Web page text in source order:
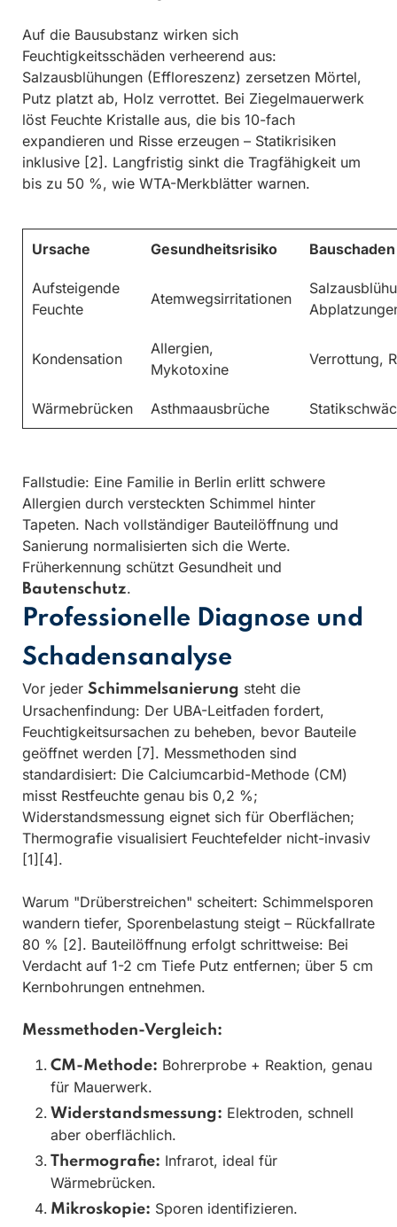
Auf die Bausubstanz wirken sich
Feuchtigkeitsschäden verheerend aus:
Salzausblühungen (Effloreszenz) zersetzen Mörtel,
Putz platzt ab, Holz verrottet. Bei Ziegelmauerwerk
löst Feuchte Kristalle aus, die bis 10-fach
expandieren und Risse erzeugen – Statikrisiken
inklusive [2]. Langfristig sinkt die Tragfähigkeit um
bis zu 50 %, wie WTA-Merkblätter warnen.
Ursache Gesundheitsrisiko Bauschaden
Aufsteigende
Feuchte
Atemwegsirritationen
Kondensation
Allergien,
Mykotoxine
Verrottung,
Wärmebrücken Asthmaausbrüche
Fallstudie: Eine Familie in Berlin erlitt schwere
Allergien durch versteckten Schimmel hinter
Tapeten. Nach vollständiger Bauteilöffnung und
Sanierung normalisierten sich die Werte.
Früherkennung schützt Gesundheit und
Bautenschutz.
Professionelle Diagnose und
Schadensanalyse
Vor jeder Schimmelsanierung steht die
Ursachenfindung: Der UBA-Leitfaden fordert,
Feuchtigkeitsursachen zu beheben, bevor Bauteile
geöffnet werden [7]. Messmethoden sind
standardisiert: Die Calciumcarbid-Methode (CM)
misst Restfeuchte genau bis 0,2 %;
Widerstandsmessung eignet sich für Oberflächen;
Thermografie visualisiert Feuchtefelder nicht-invasiv
[1][4].
Warum "Drüberstreichen" scheitert: Schimmelsporen
wandern tiefer, Sporenbelastung steigt – Rückfallrate
80 % [2]. Bauteilöffnung erfolgt schrittweise: Bei
Verdacht auf 1-2 cm Tiefe Putz entfernen; über 5 cm
Kernbohrungen entnehmen.
Messmethoden-Vergleich:
CM-Methode: Bohrerprobe + Reaktion, genau
für Mauerwerk.
Widerstandsmessung: Elektroden, schnell
aber oberflächlich.
Thermografie: Infrarot, ideal für
Wärmebrücken.
Mikroskopie: Sporen identifizieren.